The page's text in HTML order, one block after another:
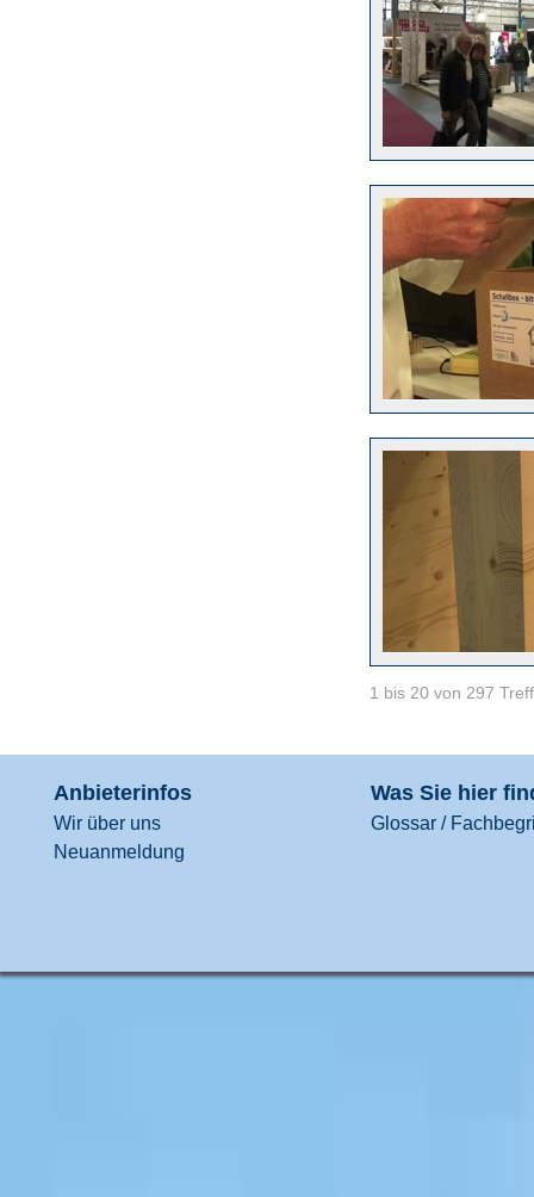
1 bis 20 von 297
Anbieterinfos
Wir über uns
Neuanmeldung
Was Sie hier
Glossar /